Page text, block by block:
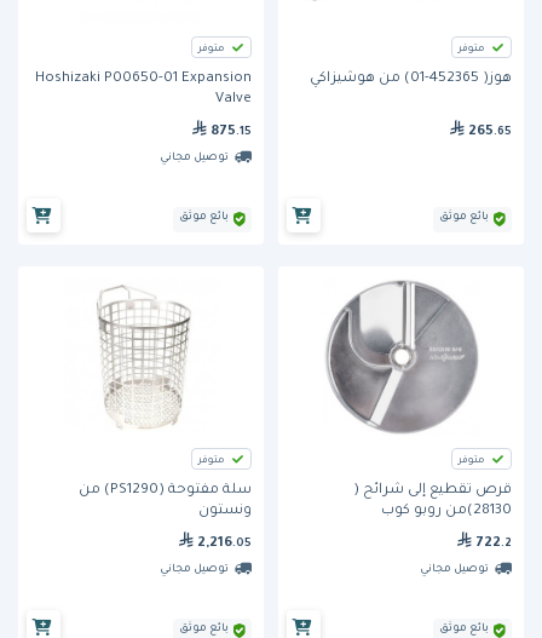
متوفر
هوز( 452365-01) من هوشيزاكي
265 .65
بائع موثق
متوفر
Hoshizaki P00650-01 Expansion
Valve
875 .15
توصيل مجاني
بائع موثق
متوفر
قرص تقطيع إلى شرائح (
28130)من روبو كوب
722 .2
توصيل مجاني
بائع موثق
متوفر
سلة مفتوحة (PS1290) من
ونستون
2,216.05
توصيل مجاني
بائع موثق